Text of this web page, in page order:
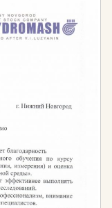
«Эксперт» –
овладеть
компетенций, а
чтобы:
проверки